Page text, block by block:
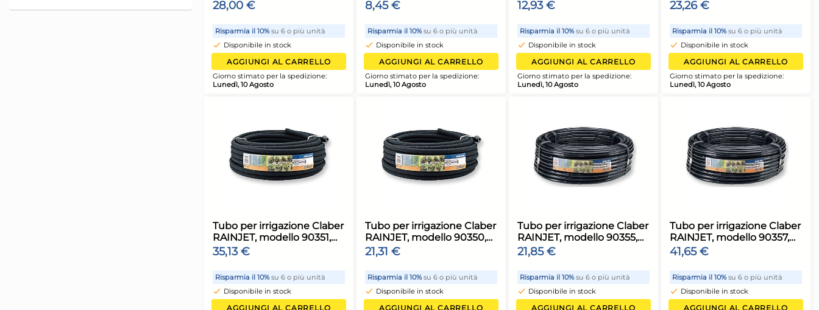
su 6 o più unità
Disponibile in stock
AGGIUNGI AL CARRELLO
Giorno stimato per la spedizione:
Lunedì, 10 Agosto
su 6 o più unità
Disponibile in stock
AGGIUNGI AL CARRELLO
Giorno stimato per la spedizione:
Lunedì, 10 Agosto
Risparmia il 10%
Disponibile in stock
AGGIUNGI AL CARRELLO
Giorno stimato per la spedizione:
Lunedì, 10 Agosto
Tubo pompe idriche
Annovi Reverberi 46490
28,00 €
Tubo per irrigazione Claber
RAINJET, modello 90370,
per sistemi di irrigazione
efficaci
Tubo per irrigazione Claber
RAINJET, modello 90365,
per un'irrigazione ottimale
e duratura
12,93 €